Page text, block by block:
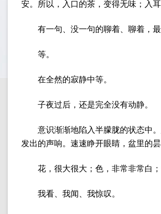
安。所以，入口的茶，变得无味；入耳
有一句、没一句的聊着、聊着，
等。
在全然的寂静中等。
子夜过后，还是完全没有动静。
意识渐渐地陷入半朦胧的状态中
发出的声响。速速睁开眼睛，盆里的
花，很大很大；色，非常非常白
我看、我闻、我惊叹。